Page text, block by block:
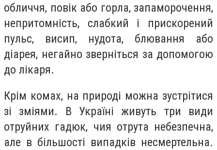
обличчя, повік або горла, запаморочення,
непритомність, слабкий і прискорений
пульс, висип, нудота, блювання або
діарея, негайно зверніться за допомогою
до лікаря.
Крім комах, на природі можна зустрітися
зі зміями. В Україні живуть три види
отруйних гадюк, чия отрута небезпечна,
але в більшості випадків несмертельна.